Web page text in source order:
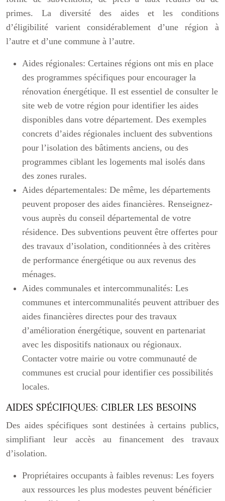
primes. La diversité des aides et les conditions
d’éligibilité varient considérablement d’une région à
l’autre et d’une commune à l’autre.
Aides régionales: Certaines régions ont mis en place
des programmes spécifiques pour encourager la
rénovation énergétique. Il est essentiel de consulter le
site web de votre région pour identifier les aides
disponibles dans votre département. Des exemples
concrets d’aides régionales incluent des subventions
pour l’isolation des bâtiments anciens, ou des
programmes ciblant les logements mal isolés dans
des zones rurales.
Aides départementales: De même, les départements
peuvent proposer des aides financières. Renseignez-
vous auprès du conseil départemental de votre
résidence. Des subventions peuvent être offertes pour
des travaux d’isolation, conditionnées à des critères
de performance énergétique ou aux revenus des
ménages.
Aides communales et intercommunalités: Les
communes et intercommunalités peuvent attribuer des
aides financières directes pour des travaux
d’amélioration énergétique, souvent en partenariat
avec les dispositifs nationaux ou régionaux.
Contacter votre mairie ou votre communauté de
communes est crucial pour identifier ces possibilités
locales.
AIDES SPÉCIFIQUES: CIBLER LES BESOINS
Des aides spécifiques sont destinées à certains publics,
simplifiant leur accès au financement des travaux
d’isolation.
Propriétaires occupants à faibles revenus: Les foyers
aux ressources les plus modestes peuvent bénéficier